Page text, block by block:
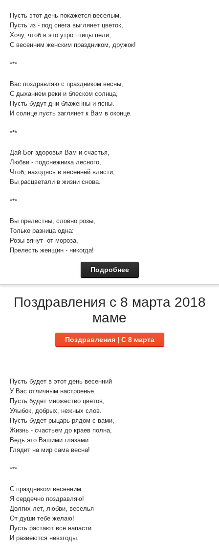
Пусть этот день покажется веселым,
Пусть из - под снега выглянет цветок,
Хочу, чтоб в это утро птицы пели,
С весенним женским праздником, дружок!
***
Вас поздравляю с праздником весны,
С дыханием реки и блеском солнца,
Пусть будут дни блаженны и ясны.
И солнце пусть заглянет к Вам в оконце.
***
Дай Бог здоровья Вам и счастья,
Любви - подснежника лесного,
Чтоб, находясь в весенней власти,
Вы расцветали в жизни снова.
***
Вы прелестны, словно розы,
Только разница одна:
Розы вянут от мороза,
Прелесть женщин - никогда!
Подробнее
Поздравления с 8 марта 2018
маме
Поздравления | C 8 марта
Пусть будет в этот день весенний
У Вас отличным настроенье.
Пусть будет множество цветов,
Улыбок, добрых, нежных слов.
Пусть будет рыцарь рядом с вами,
Жизнь - счастьем до краев полна,
Ведь это Вашими глазами
Глядит на мир сама весна!
***
С праздником весенним
Я сердечно поздравляю!
Долгих лет, любви, веселья
От души тебе желаю!
Пусть растают все напасти
И развеются невзгоды.